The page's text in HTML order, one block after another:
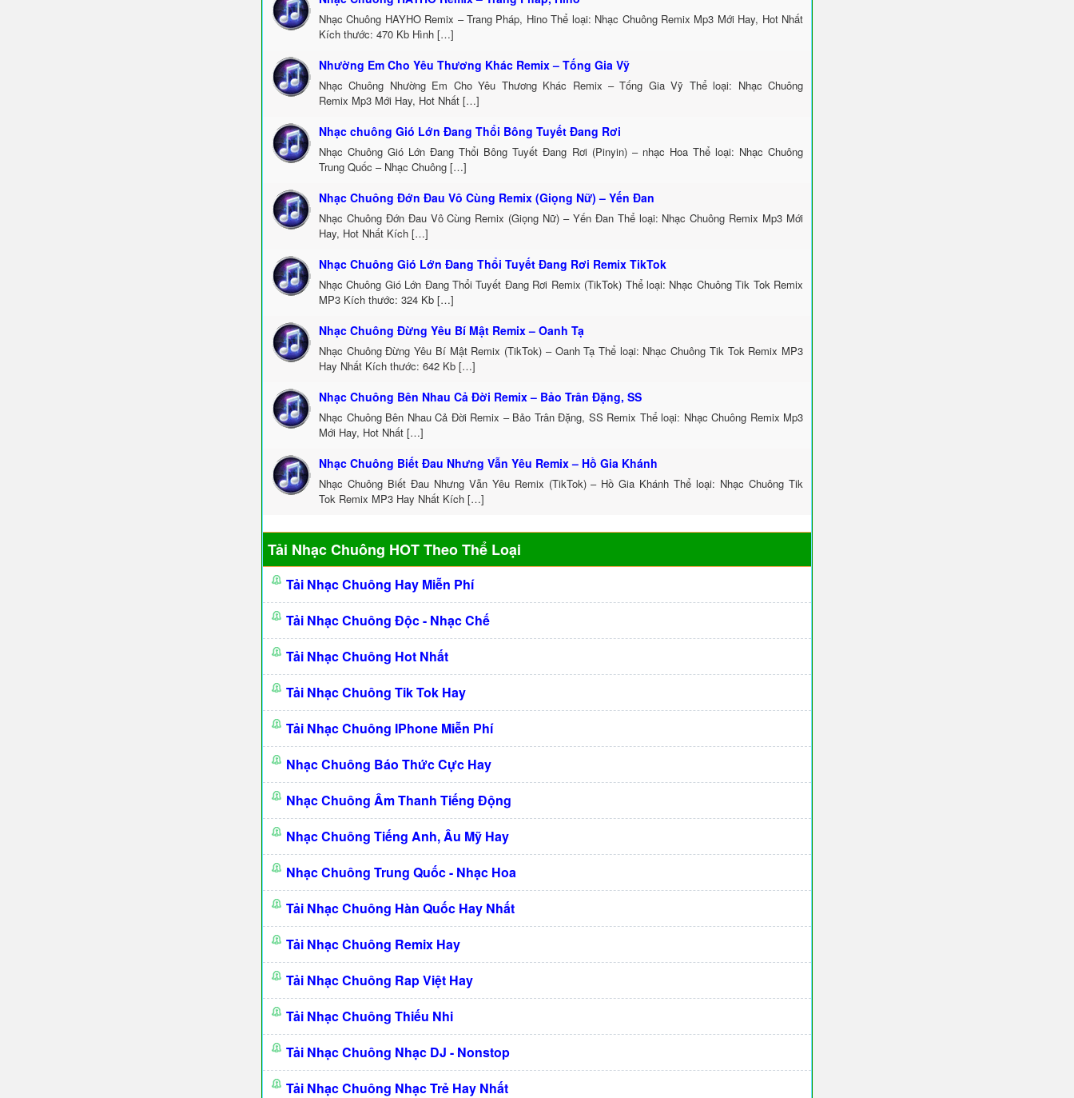
Nhạc Chuông HAYHO Remix – Trang Pháp, Hino Thể loại: Nhạc Chuông Remix Mp3 Mới Hay, Hot Nhất
Kích thước: 470 Kb Hình […]
Nhường Em Cho Yêu Thương Khác Remix – Tống Gia Vỹ
Nhạc Chuông Nhường Em Cho Yêu Thương Khác Remix – Tống Gia Vỹ Thể loại: Nhạc Chuông
Remix Mp3 Mới Hay, Hot Nhất […]
Nhạc chuông Gió Lớn Đang Thổi Bông Tuyết Đang Rơi
Nhạc Chuông Gió Lớn Đang Thổi Bông Tuyết Đang Rơi (Pinyin) – nhạc Hoa Thể loại: Nhạc Chuông
Trung Quốc – Nhạc Chuông […]
Nhạc Chuông Đớn Đau Vô Cùng Remix (Giọng Nữ) – Yến Đan
Nhạc Chuông Đớn Đau Vô Cùng Remix (Giọng Nữ) – Yến Đan Thể loại: Nhạc Chuông Remix Mp3 Mới
Hay, Hot Nhất Kích […]
Nhạc Chuông Gió Lớn Đang Thổi Tuyết Đang Rơi Remix TikTok
Nhạc Chuông Gió Lớn Đang Thổi Tuyết Đang Rơi Remix (TikTok) Thể loại: Nhạc Chuông Tik Tok Remix
MP3 Kích thước: 324 Kb […]
Nhạc Chuông Đừng Yêu Bí Mật Remix – Oanh Tạ
Nhạc Chuông Đừng Yêu Bí Mật Remix (TikTok) – Oanh Tạ Thể loại: Nhạc Chuông Tik Tok Remix MP3
Hay Nhất Kích thước: 642 Kb […]
Nhạc Chuông Bên Nhau Cả Đời Remix – Bảo Trân Đặng, SS
Nhạc Chuông Bên Nhau Cả Đời Remix – Bảo Trân Đặng, SS Remix Thể loại: Nhạc Chuông Remix Mp3
Mới Hay, Hot Nhất […]
Nhạc Chuông Biết Đau Nhưng Vẫn Yêu Remix – Hồ Gia Khánh
Nhạc Chuông Biết Đau Nhưng Vẫn Yêu Remix (TikTok) – Hồ Gia Khánh Thể loại: Nhạc Chuông Tik
Tok Remix MP3 Hay Nhất Kích […]
Tải Nhạc Chuông HOT Theo Thể Loại
Tải Nhạc Chuông Hay Miễn Phí
Tải Nhạc Chuông Độc - Nhạc Chế
Tải Nhạc Chuông Hot Nhất
Tải Nhạc Chuông Tik Tok Hay
Tải Nhạc Chuông IPhone Miễn Phí
Nhạc Chuông Báo Thức Cực Hay
Nhạc Chuông Âm Thanh Tiếng Động
Nhạc Chuông Tiếng Anh, Âu Mỹ Hay
Nhạc Chuông Trung Quốc - Nhạc Hoa
Tải Nhạc Chuông Hàn Quốc Hay Nhất
Tải Nhạc Chuông Remix Hay
Tải Nhạc Chuông Rap Việt Hay
Tải Nhạc Chuông Thiếu Nhi
Tải Nhạc Chuông Nhạc DJ - Nonstop
Tải Nhạc Chuông Nhạc Trẻ Hay Nhất